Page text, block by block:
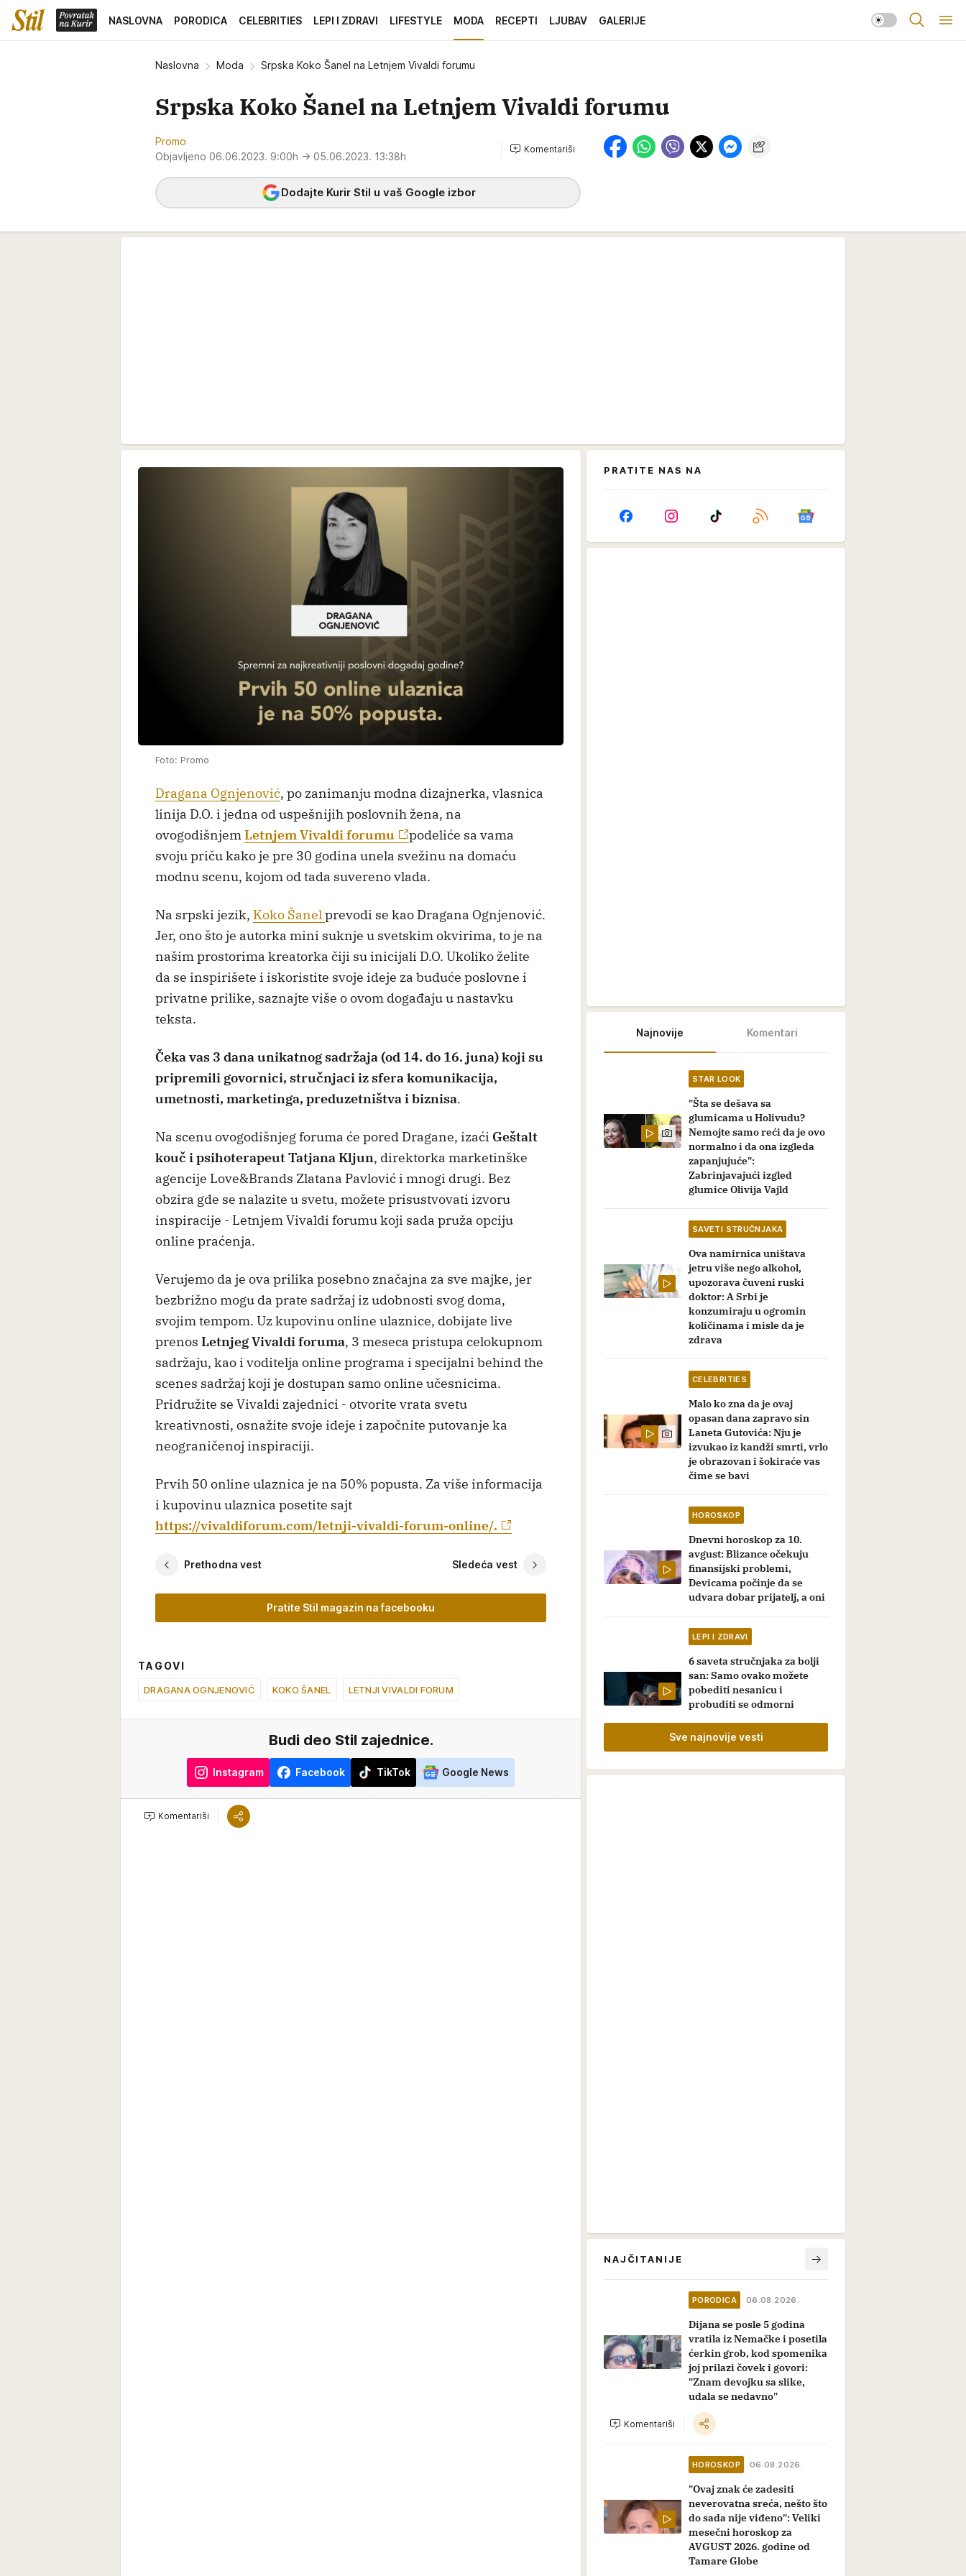
NASLOVNA PORODICA CELEBRITIES LEPI I ZDRAVI LIFESTYLE MODA RECEPTI LJUBAV GALERIJE
Naslovna Moda Srpska Koko Šanel na Letnjem Vivaldi forumu
Srpska Koko Šanel na Letnjem Vivaldi forumu
Promo
Objavljeno 06.06.2023. 9:00h → 05.06.2023. 13:38h
Komentariši
Dodajte Kurir Stil u vaš Google izbor
Foto: Promo
Dragana Ognjenović, po zanimanju modna dizajnerka, vlasnica
linija D.O. i jedna od uspešnijih poslovnih žena, na
ovogodišnjemLetnjem Vivaldi forumu
podeliće sa vama
svoju priču kako je pre 30 godina unela svežinu na domaću
modnu scenu, kojom od tada suvereno vlada.
Na srpski jezik, Koko Šanelprevodi se kao Dragana Ognjenović.
Jer, ono što je autorka mini suknje u svetskim okvirima, to je na
našim prostorima kreatorka čiji su inicijali D.O. Ukoliko želite
da se inspirišete i iskoristite svoje ideje za buduće poslovne i
privatne prilike, saznajte više o ovom događaju u nastavku
teksta.
Čeka vas 3 dana unikatnog sadržaja (od 14. do 16. juna) koji su
pripremili govornici, stručnjaci iz sfera komunikacija,
umetnosti, marketinga, preduzetništva i biznisa.
Na scenu ovogodišnjeg foruma će pored Dragane, izaći Geštalt
kouč i psihoterapeut Tatjana Kljun, direktorka marketinške
agencije Love&Brands Zlatana Pavlović i mnogi drugi. Bez
obzira gde se nalazite u svetu, možete prisustvovati izvoru
inspiracije - Letnjem Vivaldi forumu koji sada pruža opciju
online praćenja.
Verujemo da je ova prilika posebno značajna za sve majke, jer
bezbrižno mogu da prate sadržaj iz udobnosti svog doma,
svojim tempom. Uz kupovinu online ulaznice, dobijate live
prenos Letnjeg Vivaldi foruma, 3 meseca pristupa celokupnom
sadržaju, kao i voditelja online programa i specijalni behind the
scenes sadržaj koji je dostupan samo online učesnicima.
Pridružite se Vivaldi zajednici - otvorite vrata svetu
kreativnosti, osnažite svoje ideje i započnite putovanje ka
neograničenoj inspiraciji.
Prvih 50 online ulaznica je na 50% popusta. Za više informacija
i kupovinu ulaznica posetite sajt
https://vivaldiforum.com/letnji-vivaldi-forum-online/.
Prethodna vest Sledeća vest
Pratite Stil magazin na facebooku
TAGOVI
DRAGANA OGNJENOVIĆ KOKO ŠANEL LETNJI VIVALDI FORUM
Budi deo Stil zajednice.
Instagram Facebook TikTok Google News
Komentariši
PRATITE NAS NA
Najnovije Komentari
STAR LOOK
"Šta se dešava sa
glumicama u Holivudu?
Nemojte samo reći da je ovo
normalno i da ona izgleda
zapanjujuće":
Zabrinjavajući izgled
glumice Olivija Vajld
SAVETI STRUČNJAKA
Ova namirnica uništava
jetru više nego alkohol,
upozorava čuveni ruski
doktor: A Srbi je
konzumiraju u ogromin
količinama i misle da je
zdrava
CELEBRITIES
Malo ko zna da je ovaj
opasan dana zapravo sin
Laneta Gutovića: Nju je
izvukao iz kandži smrti, vrlo
je obrazovan i šokiraće vas
čime se bavi
HOROSKOP
Dnevni horoskop za 10.
avgust: Blizance očekuju
finansijski problemi,
Devicama počinje da se
udvara dobar prijatelj, a oni
LEPI I ZDRAVI
6 saveta stručnjaka za bolji
san: Samo ovako možete
pobediti nesanicu i
probuditi se odmorni
Sve najnovije vesti
NAJČITANIJE
PORODICA 06.08.2026.
Dijana se posle 5 godina
vratila iz Nemačke i posetila
ćerkin grob, kod spomenika
joj prilazi čovek i govori:
"Znam devojku sa slike,
udala se nedavno"
Komentariši
HOROSKOP 06.08.2026.
"Ovaj znak će zadesiti
neverovatna sreća, nešto što
do sada nije viđeno": Veliki
mesečni horoskop za
AVGUST 2026. godine od
Tamare Globe